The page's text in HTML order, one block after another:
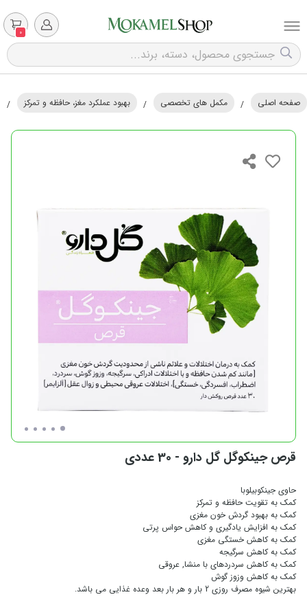
0
صفحه اصلی / مکمل های تخصصی / بهبود عملکرد مغز، حافظه و تمرکز /
قرص جینکوگل گل دارو - 30 عددی
حاوی جینکوبیلوبا
کمک به تقویت حافظه و تمرکز
کمک به بهبود گردش خون مغزی
کمک به افزایش یادگیری و کاهش حواس پرتی
کمک به کاهش خستگی مغزی
کمک به کاهش سرگیجه
کمک به کاهش سردردهای با منشا, عروقی
کمک به کاهش وزوز گوش
بهترین شیوه مصرف روزی 2 بار و هر بار بعد وعده غذایی می باشد.